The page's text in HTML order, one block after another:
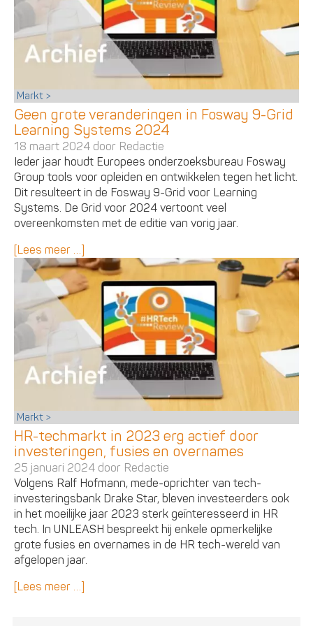
Markt
Geen grote veranderingen in Fosway 9-Grid
Learning Systems 2024
18 maart 2024 door Redactie
Ieder jaar houdt Europees onderzoeksbureau Fosway
Group tools voor opleiden en ontwikkelen tegen het licht.
Dit resulteert in de Fosway 9-Grid voor Learning
Systems. De Grid voor 2024 vertoont veel
overeenkomsten met de editie van vorig jaar.
[Lees meer …]
Markt
HR-techmarkt in 2023 erg actief door
investeringen, fusies en overnames
25 januari 2024 door Redactie
Volgens Ralf Hofmann, mede-oprichter van tech-
investeringsbank Drake Star, bleven investeerders ook
in het moeilijke jaar 2023 sterk geïnteresseerd in HR
tech. In UNLEASH bespreekt hij enkele opmerkelijke
grote fusies en overnames in de HR tech-wereld van
afgelopen jaar.
[Lees meer …]